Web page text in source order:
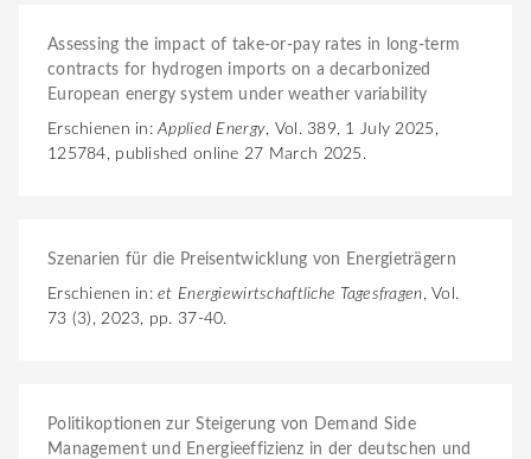
Assessing the impact of take-or-pay rates in long-term
contracts for hydrogen imports on a decarbonized
European energy system under weather variability
Erschienen in:Applied Energy, Vol. 389, 1 July 2025,
125784, published online 27 March 2025.
Szenarien für die Preisentwicklung von Energieträgern
Erschienen in:et Energiewirtschaftliche Tagesfragen, Vol.
73 (3), 2023, pp. 37-40.
Politikoptionen zur Steigerung von Demand Side
Management und Energieeffizienz in der deutschen und